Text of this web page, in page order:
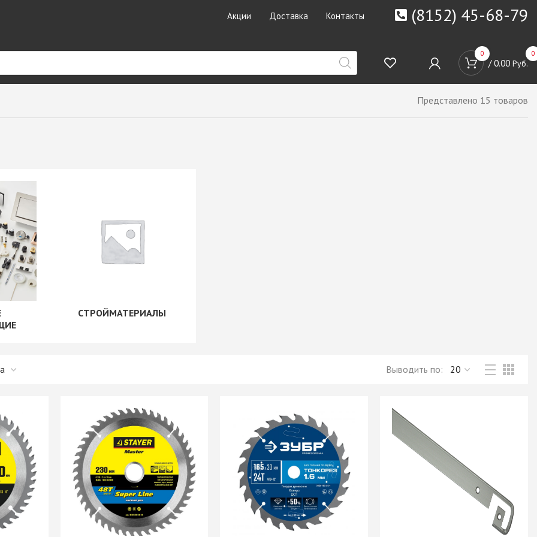
Акции Доставка Контакты (8152) 45-68-79
HPL
Кухонные
Плинтуса для столешниц
Смесители GranFest
Стекло каленое
+ еще 1 категории
Кромочные материалы
Китай
Крепеж для
Заглушки мебельные
Зеркалодержатели
Крепеж мебельный
прочий
Кронштейны
Магниты мебельные
+ еще 10 категорий
Направляющие
шариковые 17мм/ххх
Направляющие
шариковые 35мм/ххх
Направляющие
шариковые 45мм/ххх
Направляющие
шариковые 45мм/ххх
И
0 0
/ 0.00 Руб.
Представлено 15 товаров
СТРОЙМАТЕРИАЛЫ
Выводить по: